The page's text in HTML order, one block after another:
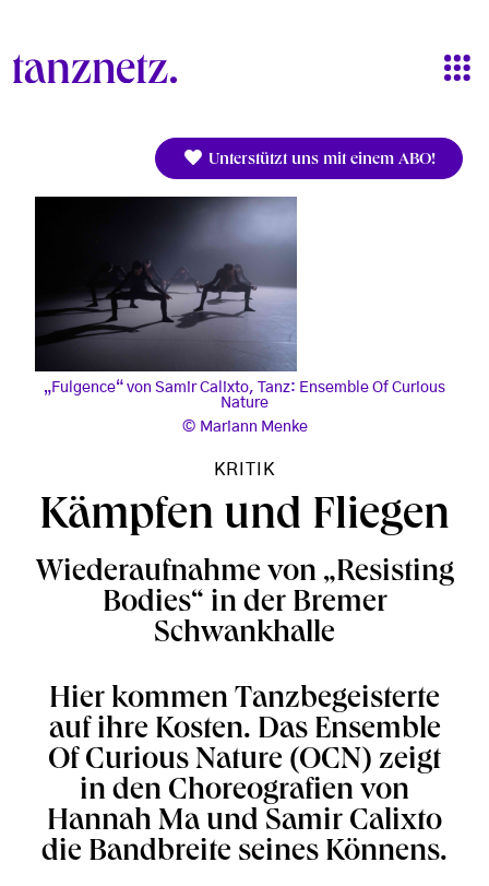
Unterstützt uns mit einem ABO!
„Fulgence“ von Samir Calixto, Tanz: Ensemble Of Curious
Nature
Mariann Menke
KRITIK
Kämpfen und Fliegen
Wiederaufnahme von „Resisting
Bodies“ in der Bremer
Schwankhalle
Hier kommen Tanzbegeisterte
auf ihre Kosten. Das Ensemble
Of Curious Nature (OCN) zeigt
in den Choreografien von
Hannah Ma und Samir Calixto
die Bandbreite seines Könnens.